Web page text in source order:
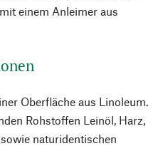
einem Anleimer aus
Oberfläche aus Linoleum.
Rohstoffen Leinöl, Harz,
naturidentischen